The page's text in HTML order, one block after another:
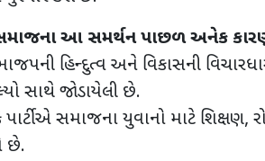
સમાજના આ સમર્થન પાછળ અનેક
હિન્દુત્વ અને વિકાસની
સાથે જોડાયેલી છે.
સમાજના યુવાનો માટે શિક્ષણ,
છે.